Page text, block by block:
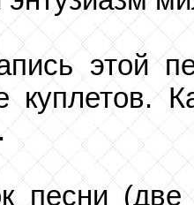
этой
куплетов.
песни